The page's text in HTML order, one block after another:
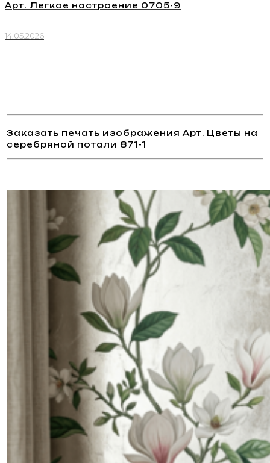
Арт. Легкое настроение 0705-9
14.05.2026
Заказать печать изображения Арт. Цветы на
серебряной потали 871-1